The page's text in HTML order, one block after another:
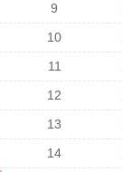
9
10
11
12
13
14